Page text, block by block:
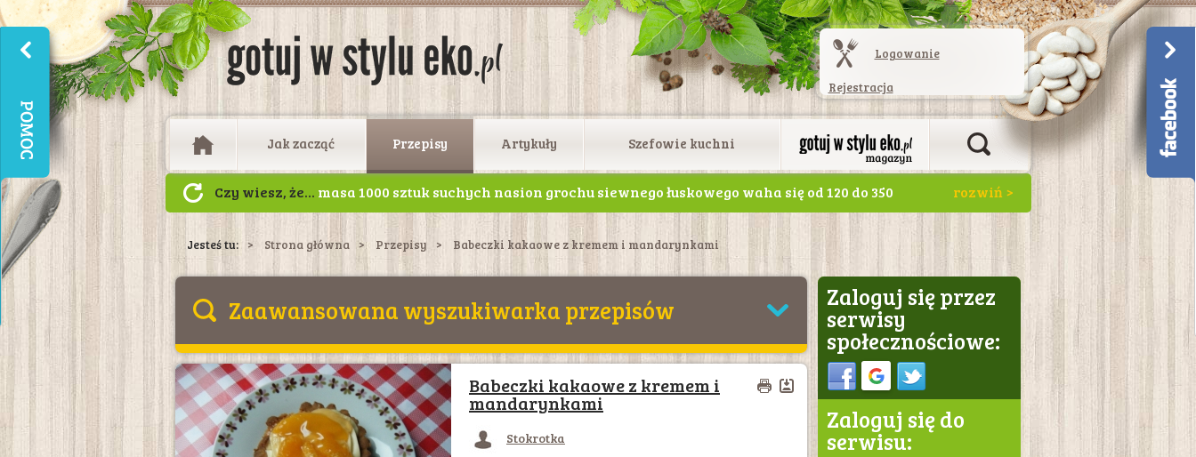
Logowanie
Rejestracja
Jak zacząć Przepisy Artykuły Szefowie kuchni
Czy wiesz, że... masa 1000 sztuk suchych nasion grochu siewnego łuskowego waha się od 120 do 350
gramów, a zdolność do kiełkowania zachowują przez 5-7 lat.
Jesteś tu: Strona główna Przepisy Babeczki kakaowe z kremem i mandarynkami
Zaawansowana wyszukiwarka przepisów
Babeczki kakaowe z kremem i
mandarynkami
Stokrotka
Zaloguj się przez
serwisy
społecznościowe:
Sign in
Zaloguj się do
serwisu: